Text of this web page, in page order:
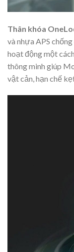
Thân khóa
và nhựa APS
hoạt động một
thông minh giúp
vật cản, hạn chế